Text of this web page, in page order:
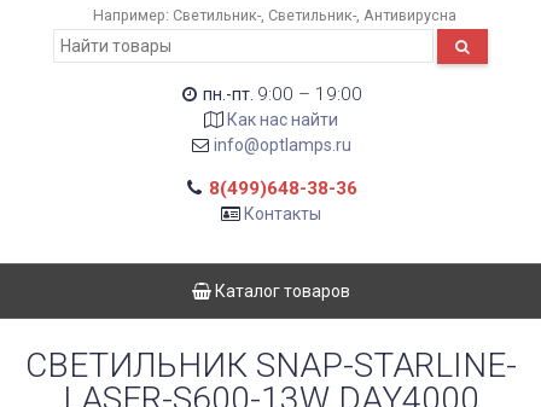
Например: Светильник- Светильник- Антивирусна
пн.-пт. 9:00 – 19:00
Как нас найти
info@optlamps.ru
8(499)648-38-36
Контакты
Каталог товаров
СВЕТИЛЬНИК SNAP-STARLINE-
LASER-S600-13W DAY4000